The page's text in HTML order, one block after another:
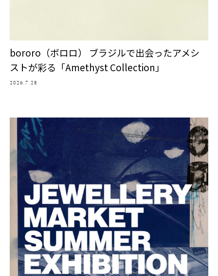
bororo（ボロロ） ブラジルで出会ったアメシ
ストが彩る「Amethyst Collection」
2026.7.28